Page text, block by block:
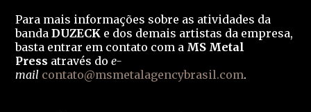
Para mais informações sobre as atividades da
banda DUZECK e dos demais artistas da empresa,
basta entrar em contato com a MS Metal
Press através do e-
mail contato@msmetalagencybrasil.com.